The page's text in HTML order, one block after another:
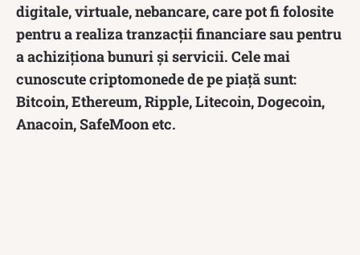
digitale, virtuale, nebancare, care pot fi folosite
pentru a realiza tranzacții financiare sau pentru
a achiziționa bunuri și servicii. Cele mai
cunoscute criptomonede de pe piață sunt:
Bitcoin, Ethereum, Ripple, Litecoin, Dogecoin,
Anacoin, SafeMoon etc.